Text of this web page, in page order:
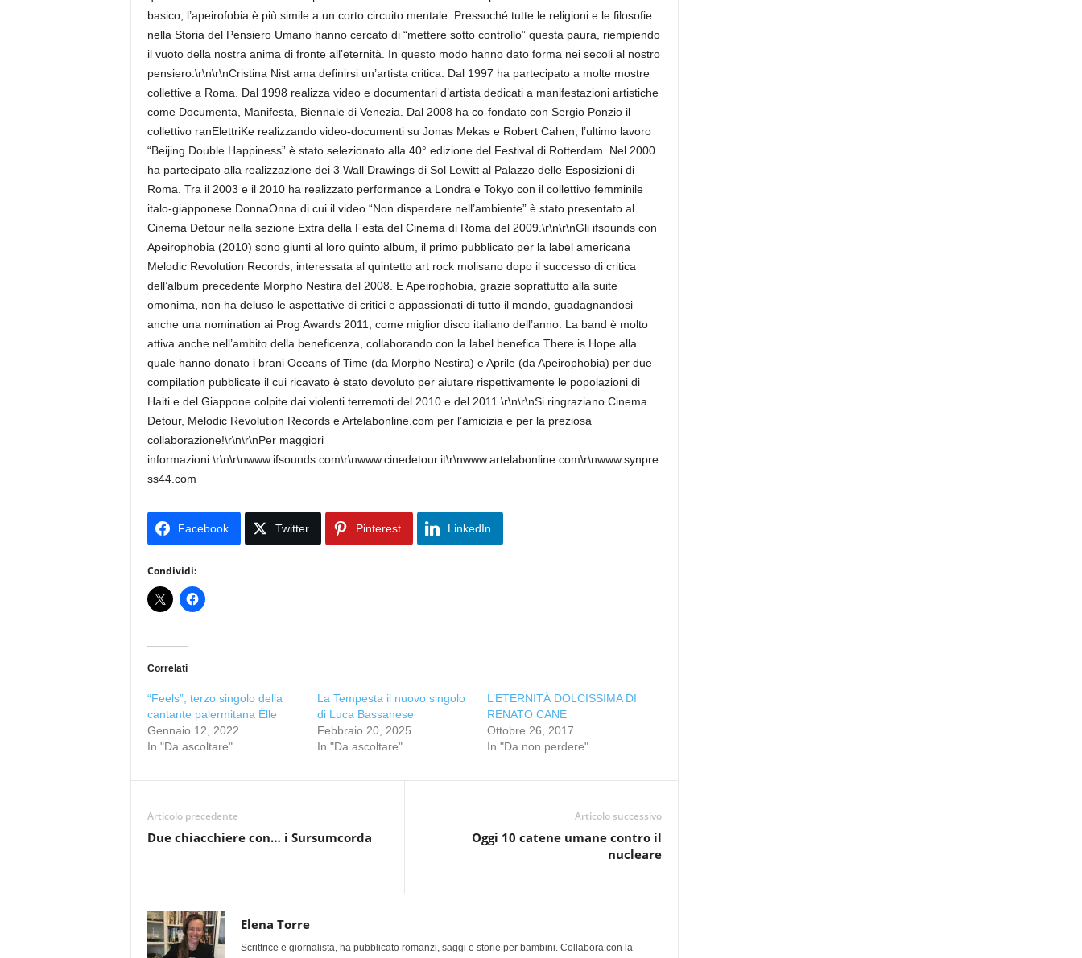
basico, l’apeirofobia è più simile a un corto circuito mentale. Pressoché tutte le religioni e le filosofie
nella Storia del Pensiero Umano hanno cercato di “mettere sotto controllo” questa paura, riempiendo
il vuoto della nostra anima di fronte all’eternità. In questo modo hanno dato forma nei secoli al nostro
pensiero.\r\n\r\nCristina Nist ama definirsi un’artista critica. Dal 1997 ha partecipato a molte mostre
collettive a Roma. Dal 1998 realizza video e documentari d’artista dedicati a manifestazioni artistiche
come Documenta, Manifesta, Biennale di Venezia. Dal 2008 ha co-fondato con Sergio Ponzio il
collettivo ranElettriKe realizzando video-documenti su Jonas Mekas e Robert Cahen, l’ultimo lavoro
“Beijing Double Happiness” è stato selezionato alla 40° edizione del Festival di Rotterdam. Nel 2000
ha partecipato alla realizzazione dei 3 Wall Drawings di Sol Lewitt al Palazzo delle Esposizioni di
Roma. Tra il 2003 e il 2010 ha realizzato performance a Londra e Tokyo con il collettivo femminile
italo-giapponese DonnaOnna di cui il video “Non disperdere nell’ambiente” è stato presentato al
Cinema Detour nella sezione Extra della Festa del Cinema di Roma del 2009.\r\n\r\nGli ifsounds con
Apeirophobia (2010) sono giunti al loro quinto album, il primo pubblicato per la label americana
Melodic Revolution Records, interessata al quintetto art rock molisano dopo il successo di critica
dell’album precedente Morpho Nestira del 2008. E Apeirophobia, grazie soprattutto alla suite
omonima, non ha deluso le aspettative di critici e appassionati di tutto il mondo, guadagnandosi
anche una nomination ai Prog Awards 2011, come miglior disco italiano dell’anno. La band è molto
attiva anche nell’ambito della beneficenza, collaborando con la label benefica There is Hope alla
quale hanno donato i brani Oceans of Time (da Morpho Nestira) e Aprile (da Apeirophobia) per due
compilation pubblicate il cui ricavato è stato devoluto per aiutare rispettivamente le popolazioni di
Haiti e del Giappone colpite dai violenti terremoti del 2010 e del 2011.\r\n\r\nSi ringraziano Cinema
Detour, Melodic Revolution Records e Artelabonline.com per l’amicizia e per la preziosa
collaborazione!\r\n\r\nPer maggiori
informazioni:\r\n\r\nwww.ifsounds.com\r\nwww.cinedetour.it\r\nwww.artelabonline.com\r\nwww.synpre
ss44.com
Facebook Twitter Pinterest LinkedIn
Condividi:
Correlati
“Feels”, terzo singolo della
cantante palermitana Ëlle
Gennaio 12, 2022
In "Da ascoltare"
La Tempesta il nuovo singolo
di Luca Bassanese
Febbraio 20, 2025
In "Da ascoltare"
L’ETERNITÀ DOLCISSIMA DI
RENATO CANE
Ottobre 26, 2017
In "Da non perdere"
Articolo precedente
Due chiacchiere con… i Sursumcorda
Articolo successivo
Oggi 10 catene umane contro il
nucleare
Elena Torre
Scrittrice e giornalista, ha pubblicato romanzi, saggi e storie per bambini. Collabora con la